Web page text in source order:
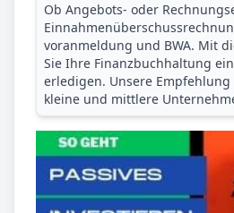
Ob Angebots- oder
voranmeldung und BWA. Mit
Sie Ihre Finanz­buchhaltung
erledigen. Unsere
kleine und mittlere